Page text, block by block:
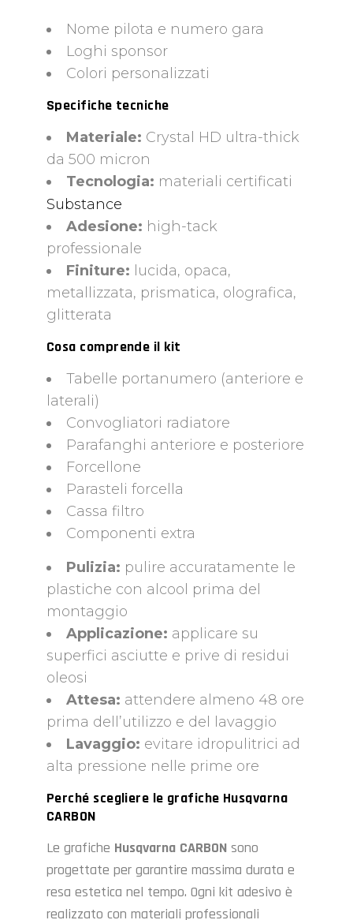
Nome pilota e numero gara
Loghi sponsor
Colori personalizzati
Specifiche tecniche
Materiale: Crystal HD ultra-thick
da 500 micron
Tecnologia: materiali certificati
Substance
Adesione: high-tack
professionale
Finiture: lucida, opaca,
metallizzata, prismatica, olografica,
glitterata
Cosa comprende il kit
Tabelle portanumero (anteriore e
laterali)
Convogliatori radiatore
Parafanghi anteriore e posteriore
Forcellone
Parasteli forcella
Cassa filtro
Componenti extra
Pulizia: pulire accuratamente le
plastiche con alcool prima del
montaggio
Applicazione: applicare su
superfici asciutte e prive di residui
oleosi
Attesa: attendere almeno 48 ore
prima dell’utilizzo e del lavaggio
Lavaggio: evitare idropulitrici ad
alta pressione nelle prime ore
Perché scegliere le grafiche Husqvarna
CARBON
Le grafiche Husqvarna CARBON sono
progettate per garantire massima durata e
resa estetica nel tempo. Ogni kit adesivo è
realizzato con materiali professionali